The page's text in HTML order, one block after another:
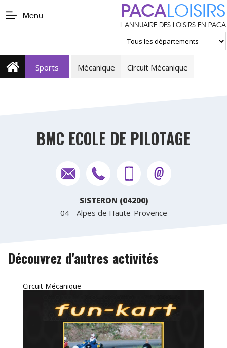
Menu PACALOISIRS
L'ANNUAIRE DES LOISIRS EN PACA
Sports Mécanique Circuit Mécanique
BMC ECOLE DE PILOTAGE
SISTERON (04200)
04 - Alpes de Haute-Provence
Découvrez d'autres activités
Circuit Mécanique